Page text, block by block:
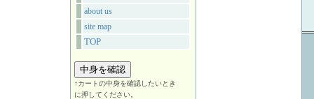
about us
site map
TOP
↑カートの中身を確認したいとき
に押してください。